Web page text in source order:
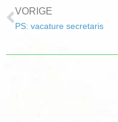
VORIGE
PS: vacature secretaris